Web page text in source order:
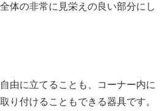
体の非常に見栄えの良い部分にし
由に立てることも、コーナー内に
り付けることもできる器具です。